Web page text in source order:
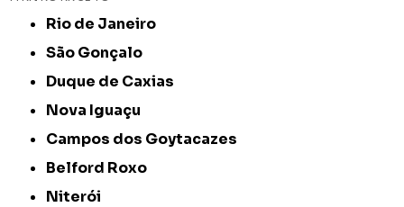
Rio de Janeiro
São Gonçalo
Duque de Caxias
Nova Iguaçu
Campos dos Goytacazes
Belford Roxo
Niterói